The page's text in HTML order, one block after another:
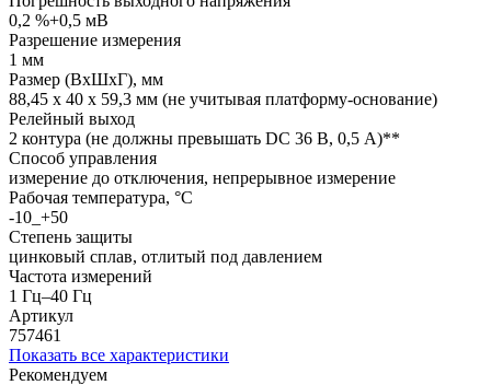
0,2 %+0,5 мВ
Разрешение измерения
1 мм
Размер (ВхШхГ), мм
88,45 x 40 x 59,3 мм (не учитывая платформу-основание)
Релейный выход
2 контура (не должны превышать DC 36 В, 0,5 А)**
Способ управления
измерение до отключения, непрерывное измерение
Рабочая температура, °C
-10_+50
Степень защиты
цинковый сплав, отлитый под давлением
Частота измерений
1 Гц–40 Гц
Артикул
757461
Показать все характеристики
Рекомендуем